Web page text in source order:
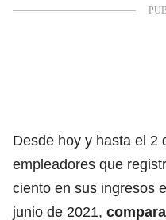
Desde hoy y hasta el 2
empleadores que
ciento en sus ingresos
junio de 2021,